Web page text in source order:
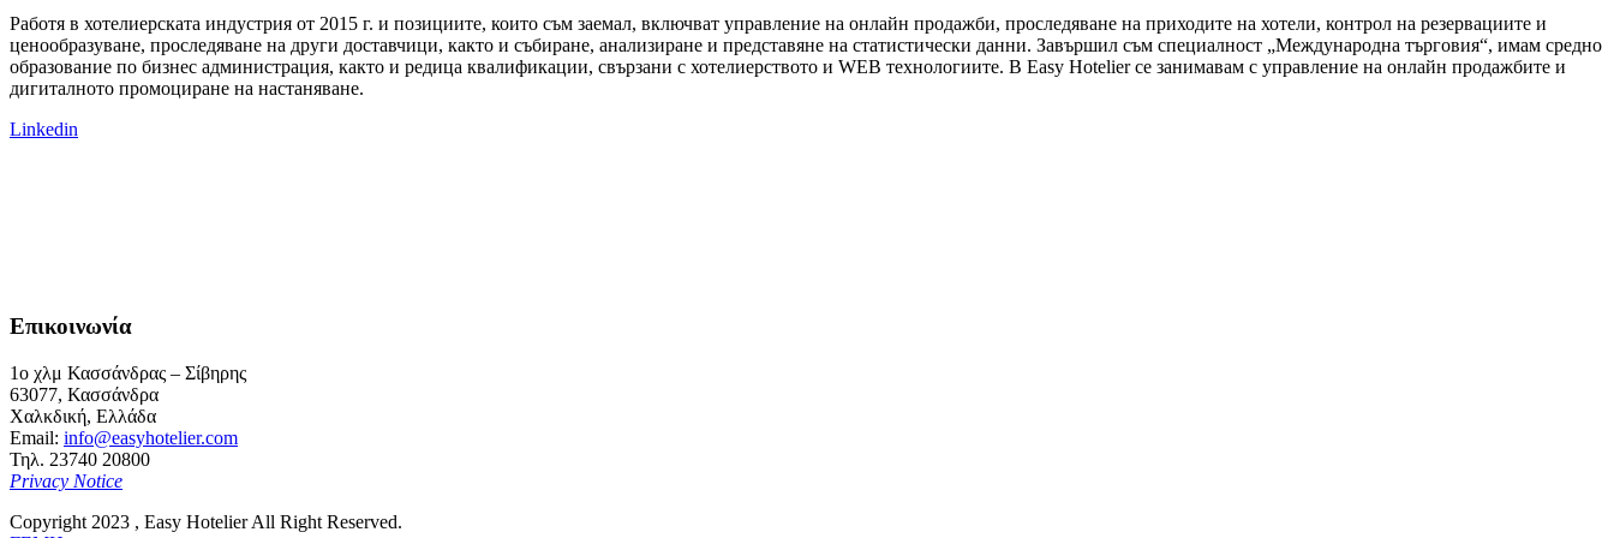
Работя в хотелиерската индустрия от 2015 г. и позициите, които съм заемал, включват управление на онлайн продажби, проследяване на приходите на хотели, контрол на резервациите и
ценообразуване, проследяване на други доставчици, както и събиране, анализиране и представяне на статистически данни. Завършил съм специалност „Международна търговия“, имам средно
образование по бизнес администрация, както и редица квалификации, свързани с хотелиерството и WEB технологиите. В Easy Hotelier се занимавам с управление на онлайн продажбите и
дигиталното промоциране на настаняване.
Linkedin
Επικοινωνία
1ο χλμ Κασσάνδρας – Σίβηρης
63077, Κασσάνδρα
Χαλκδική, Ελλάδα
Email: info@easyhotelier.com
Τηλ. 23740 20800
Privacy Notice
Copyright 2023 , Easy Hotelier All Right Reserved.